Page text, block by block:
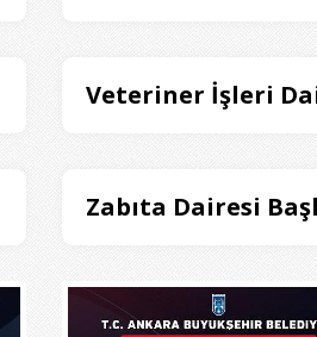
Veteriner İşleri
Zabıta Dairesi